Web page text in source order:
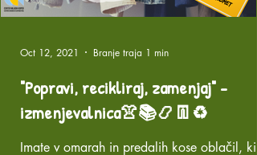
"Popravi, recikliraj, zamenjaj" -
izmenjevalnica👚📚📿👖♻️
Imate v omarah in predalih kose oblačil, ki
Oct 12, 2021 Branje traja 1 min